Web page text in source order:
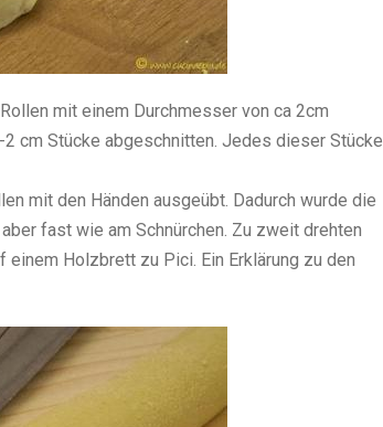
mit einem Durchmesser von ca 2cm
cm Stücke abgeschnitten. Jedes dieser Stücke
mit den Händen ausgeübt. Dadurch wurde die
fast wie am Schnürchen. Zu zweit drehten
Holzbrett zu Pici. Ein Erklärung zu den